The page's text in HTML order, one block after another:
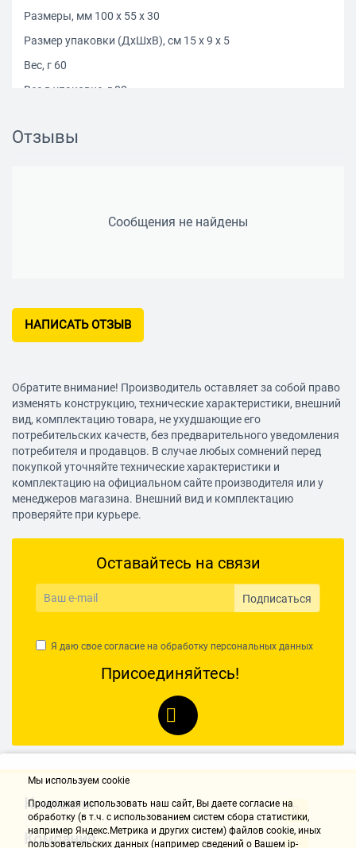
Размеры, мм 100 x 55 x 30
Размер упаковки (ДхШхВ), см 15 x 9 x 5
Вес, г 60
Вес в упаковке, г 80
Отзывы
Сообщения не найдены
НАПИСАТЬ ОТЗЫВ
Обратите внимание! Производитель оставляет за собой право
изменять конструкцию, технические характеристики, внешний
вид, комплектацию товара, не ухудшающие его
потребительских качеств, без предварительного уведомления
потребителя и продавцов. В случае любых сомнений перед
покупкой уточняйте технические характеристики и
комплектацию на официальном сайте производителя или у
менеджеров магазина. Внешний вид и комплектацию
проверяйте при курьере.
Оставайтесь на связи
Подписаться
Я даю свое согласие на обработку персональных данных
Присоединяйтесь!
Контакты
Компания
Мы используем cookie
Продолжая использовать наш cайт, Вы даете согласие на
обработку (в т.ч. с использованием систем сбора статистики,
например Яндекс.Метрика и других систем) файлов cookie, иных
пользовательских данных (например сведений о Вашем ip-